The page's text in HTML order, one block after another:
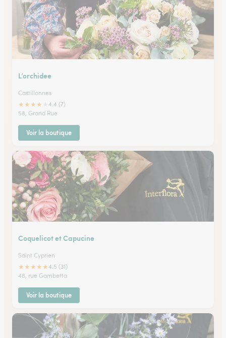
L’orchidee
Castillonnes
★★★★
4.4 (7)
58, Grand Rue
Voir la boutique
Coquelicot et Capucine
Saint Cyprien
★★★★★4.5 (31)
48, rue Gambetta
Voir la boutique